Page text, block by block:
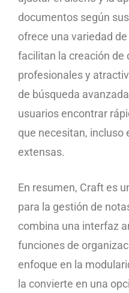
documentos según
ofrece una variedad
facilitan la creación de
profesionales y
de búsqueda
usuarios encontrar
que necesitan, incluso
extensas.
En resumen, Craft es
para la gestión de
combina una interfaz
funciones de
enfoque en la
la convierte en una